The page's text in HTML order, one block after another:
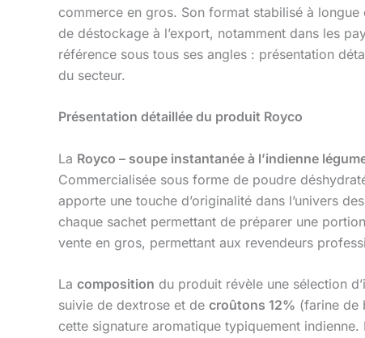
commerce en gros. Son format stabilisé à
de déstockage à l’export, notamment dans les
référence sous tous ses angles : présentation
du secteur.
Présentation détaillée du produit Royco
La Royco – soupe instantanée à l’indienne
Commercialisée sous forme de poudre
apporte une touche d’originalité dans l’univers
chaque sachet permettant de préparer une
vente en gros, permettant aux revendeurs
La composition du produit révèle une sélection
suivie de dextrose et de croûtons 12% (farine de
cette signature aromatique typiquement